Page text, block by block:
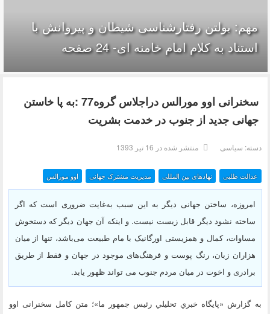
مهم: بولتن رفتارشناسی شیطان و پیروانش با
استناد به کلام امام خامنه ای- 24 صفحه
سخنرانی اوو مورالس دراجلاس گروه77 :به پا خاستن
جهانی جدید از جنوب در خدمت بشریت
دسته: سیاسی منتشر شده در 16 تیر 1393
عدالت طلبی نهادهای بین المللی مدیریت مشترک جهانی اوو مورالس
امروزه، ساختن جهانی دیگر به این سبب به‌غایت ضروری است که اگر
ساخته نشود دیگر قابل زیست نیست. و اینکه آن جهان دیگر که دستخوش
مساوات، کمال و همزیستی اورگانیک با مام طبیعت می‌باشد، تنها از میان
هزاران زبان، رنگ پوست و فرهنگ‌های موجود در جهان و فقط از طریق
برادری و اخوت در میان مردم جنوب می تواند ظهور یابد.
به گزارش «پايگاه خبري تحليلي رئيس جمهور ما»؛ متن کامل سخنرانی اوو